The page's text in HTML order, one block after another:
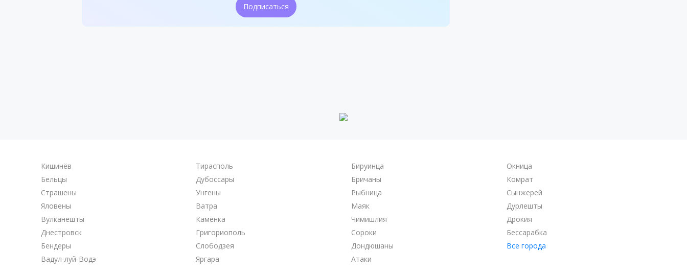
Подписаться
Кишинёв
Бельцы
Страшены
Яловены
Вулканешты
Днестровск
Бендеры
Вадул-луй-Водэ
Тирасполь
Дубоссары
Унгены
Ватра
Каменка
Григориополь
Слободзея
Яргара
Бируинца
Бричаны
Рыбница
Маяк
Чимишлия
Сороки
Дондюшаны
Атаки
Окница
Комрат
Сынжерей
Дурлешты
Дрокия
Бессарабка
Все города